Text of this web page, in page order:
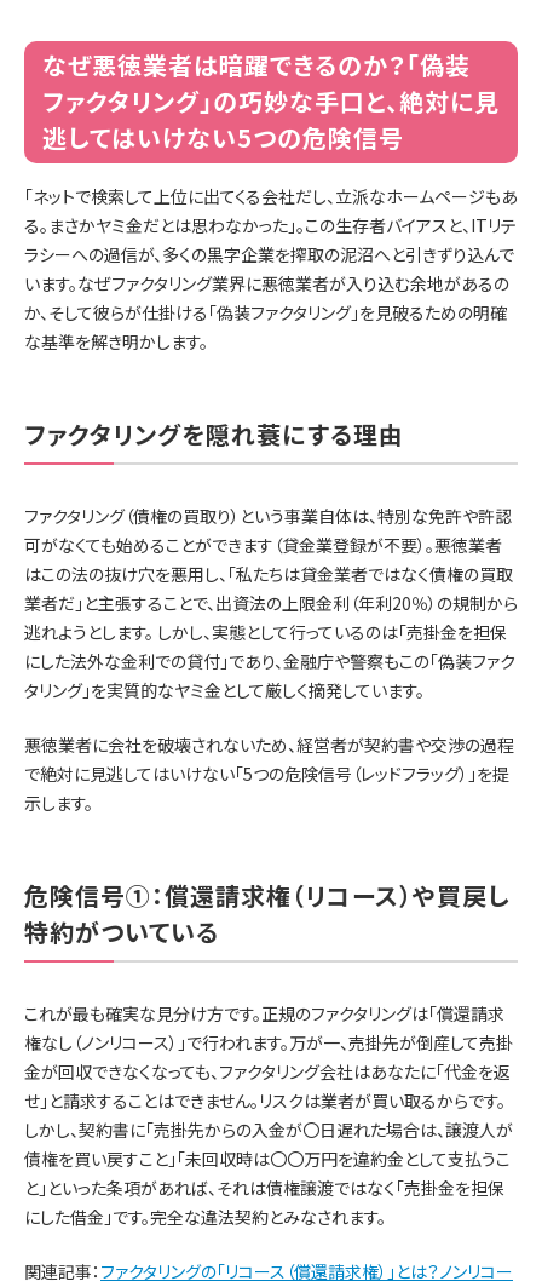
なぜ悪徳業者は暗躍できるのか？「偽装
ファクタリング」の巧妙な手口と、絶対に見
逃してはいけない5つの危険信号
「ネットで検索して上位に出てくる会社だし、立派なホームページもあ
る。まさかヤミ金だとは思わなかった」。この生存者バイアスと、ITリテ
ラシーへの過信が、多くの黒字企業を搾取の泥沼へと引きずり込んで
います。なぜファクタリング業界に悪徳業者が入り込む余地があるの
か、そして彼らが仕掛ける「偽装ファクタリング」を見破るための明確
な基準を解き明かします。
ファクタリングを隠れ蓑にする理由
ファクタリング（債権の買取り）という事業自体は、特別な免許や許認
可がなくても始めることができます（貸金業登録が不要）。悪徳業者
はこの法の抜け穴を悪用し、「私たちは貸金業者ではなく債権の買取
業者だ」と主張することで、出資法の上限金利（年利20％）の規制から
逃れようとします。 しかし、実態として行っているのは「売掛金を担保
にした法外な金利での貸付」であり、金融庁や警察もこの「偽装ファク
タリング」を実質的なヤミ金として厳しく摘発しています。
悪徳業者に会社を破壊されないため、経営者が契約書や交渉の過程
で絶対に見逃してはいけない「5つの危険信号（レッドフラッグ）」を提
示します。
危険信号①：償還請求権（リコース）や買戻し
特約がついている
これが最も確実な見分け方です。正規のファクタリングは「償還請求
権なし（ノンリコース）」で行われます。万が一、売掛先が倒産して売掛
金が回収できなくなっても、ファクタリング会社はあなたに「代金を返
せ」と請求することはできません。リスクは業者が買い取るからです。
しかし、契約書に「売掛先からの入金が〇日遅れた場合は、譲渡人が
債権を買い戻すこと」「未回収時は〇〇万円を違約金として支払うこ
と」といった条項があれば、それは債権譲渡ではなく「売掛金を担保
にした借金」です。完全な違法契約とみなされます。
関連記事： ファクタリングの「リコース（償還請求権）」とは？ノンリコー